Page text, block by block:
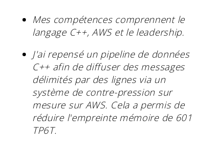
Mes compétences comprennent le
langage C++, AWS et le leadership.
J'ai repensé un pipeline de données
C++ afin de diffuser des messages
délimités par des lignes via un
système de contre-pression sur
mesure sur AWS. Cela a permis de
réduire l'empreinte mémoire de 601
TP6T.